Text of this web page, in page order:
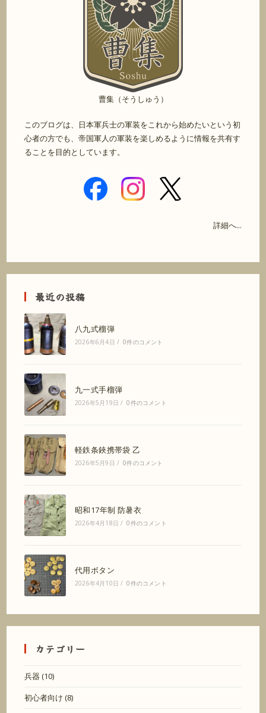
曹集（そうしゅう）
このブログは、日本軍兵士の軍装をこれから始めたいという初
心者の方でも、帝国軍人の軍装を楽しめるように情報を共有す
ることを目的としています。
詳細へ...
最近の投稿
八九式榴弾
2026年6月4日 / 0件のコメント
九一式手榴弾
2026年5月19日 / 0件のコメント
軽鉄条鋏携帯袋 乙
2026年5月9日 / 0件のコメント
昭和17年制 防暑衣
2026年4月18日 / 0件のコメント
代用ボタン
2026年4月10日 / 0件のコメント
カテゴリー
兵器 (10)
初心者向け (8)